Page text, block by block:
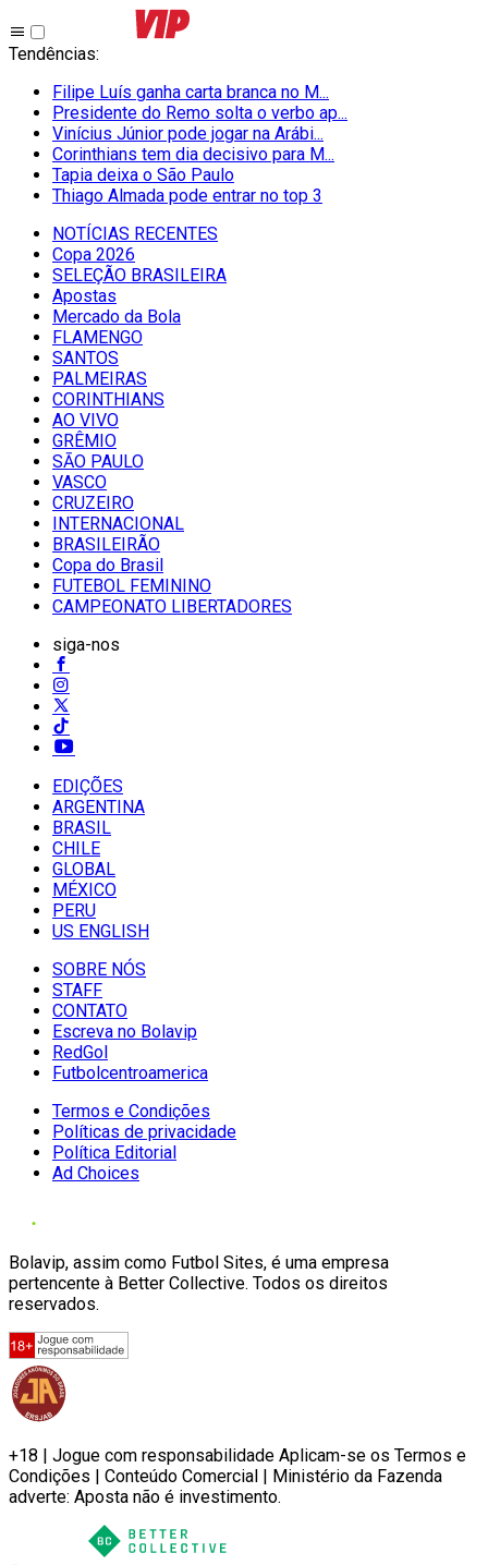
Tendências:
Filipe Luís ganha carta branca no M...
Presidente do Remo solta o verbo ap...
Vinícius Júnior pode jogar na Arábi...
Corinthians tem dia decisivo para M...
Tapia deixa o São Paulo
Thiago Almada pode entrar no top 3
NOTÍCIAS RECENTES
Copa 2026
SELEÇÃO BRASILEIRA
Apostas
Mercado da Bola
FLAMENGO
SANTOS
PALMEIRAS
CORINTHIANS
AO VIVO
GRÊMIO
SĀO PAULO
VASCO
CRUZEIRO
INTERNACIONAL
BRASILEIRÃO
Copa do Brasil
FUTEBOL FEMININO
CAMPEONATO LIBERTADORES
siga-nos
EDIÇÕES
ARGENTINA
BRASIL
CHILE
GLOBAL
MÉXICO
PERU
US ENGLISH
SOBRE NÓS
STAFF
CONTATO
Escreva no Bolavip
RedGol
Futbolcentroamerica
Termos e Condições
Políticas de privacidade
Política Editorial
Ad Choices
Bolavip, assim como Futbol Sites, é uma empresa
pertencente à Better Collective. Todos os direitos
reservados.
+18 | Jogue com responsabilidade Aplicam-se os Termos e
Condições | Conteúdo Comercial | Ministério da Fazenda
adverte: Aposta não é investimento.